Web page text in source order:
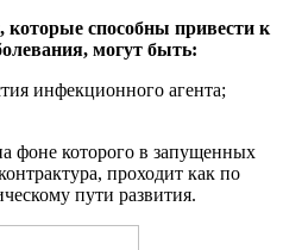
, которые способны привести к
могут быть:
инфекционного агента;
фоне которого в запущенных
проходит как по
пути развития.